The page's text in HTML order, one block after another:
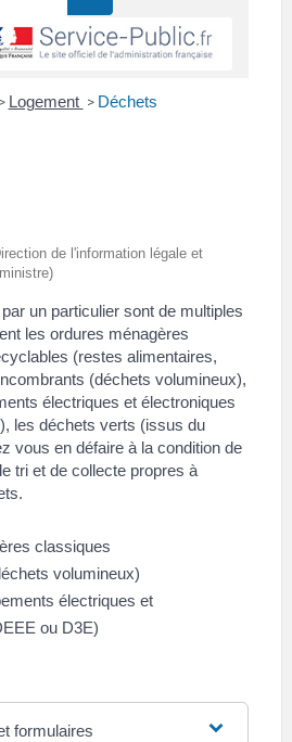
> Logement > Déchets
de l'information légale et
un particulier sont de multiples
les ordures ménagères
(restes alimentaires,
(déchets volumineux),
électriques et électroniques
les déchets verts (issus du
vous en défaire à la condition de
tri et de collecte propres à
classiques
volumineux)
électriques et
ou D3E)
formulaires